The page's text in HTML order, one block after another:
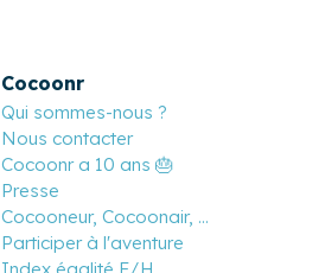
Cocoonr
Qui sommes-nous ?
Nous contacter
Cocoonr a 10 ans 🎂
Presse
Cocooneur, Cocoonair, ...
Participer à l'aventure